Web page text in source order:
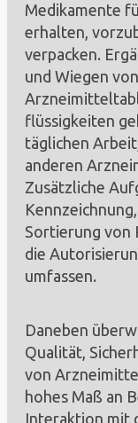
Medikamente
erhalten,
verpacken.
und Wiegen von
flüssigkeiten
täglichen
anderen
Zusätzliche
Sortierung von
die
umfassen.
Daneben
Qualität,
von
hohes Maß an
Interaktion mit